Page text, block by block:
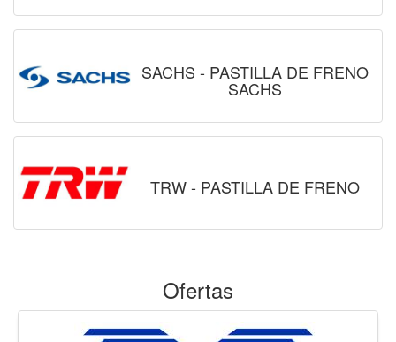
SACHS - PASTILLA DE FRENO
SACHS
TRW - PASTILLA DE FRENO
Ofertas